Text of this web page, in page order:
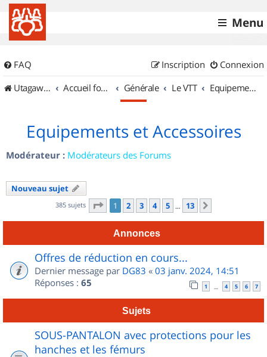
Menu
FAQ Connexion
Inscription
UtagawaVTT (Randos VTT et VTTAE avec traces GPS)
Accueil forum Générale Le VTT Equipements et Accessoires
Equipements et Accessoires
Modérateur : Modérateurs des Forums
Nouveau sujet
385 sujets Page 1sur
1 2 3 4 5 … 13
Annonces
Offres de réduction en cours...
Dernier message par DG83 « 03 janv. 2024, 14:51
Réponses : 65 1 … 4 5 6 7
Sujets
SOUS-PANTALON avec protections pour les
hanches et les fémurs